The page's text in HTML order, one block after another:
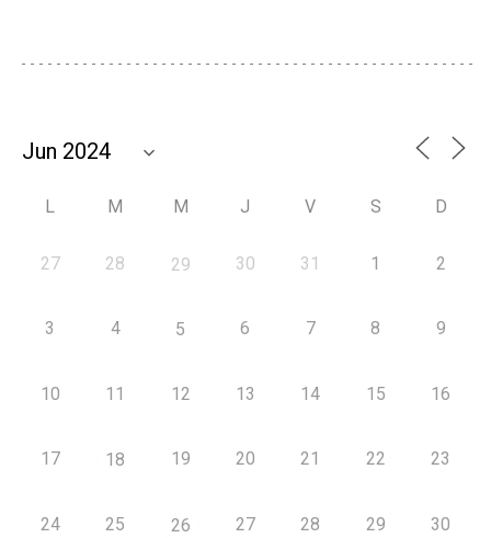
L M M J V S D
27 28 29 30 31 1 2
3 4 5 6 7 8 9
10 11 12 13 14 15 16
17 18 19 20 21 22 23
24 25 26 27 28 29 30